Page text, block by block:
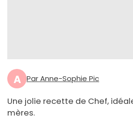
A Par Anne-Sophie Pic
Une jolie recette de Chef,
mères.